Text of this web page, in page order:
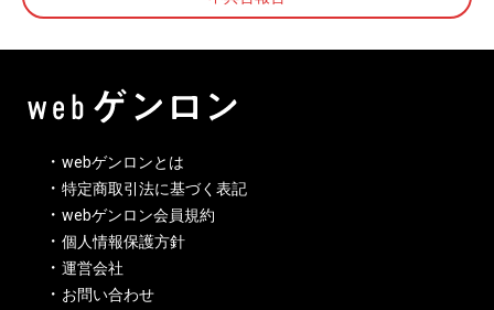
webゲンロンとは
特定商取引法に基づく表記
webゲンロン会員規約
個人情報保護方針
運営会社
お問い合わせ